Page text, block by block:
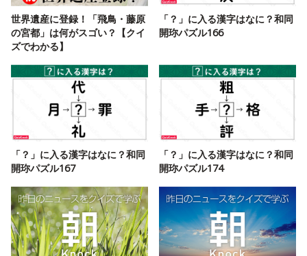
世界遺産に登録！「飛鳥・藤原
の宮都」は何がスゴい？【クイ
ズでわかる】
「？」に入る漢字はなに？和同
開珎パズル166
「？」に入る漢字はなに？和同
開珎パズル167
「？」に入る漢字はなに？和同
開珎パズル174